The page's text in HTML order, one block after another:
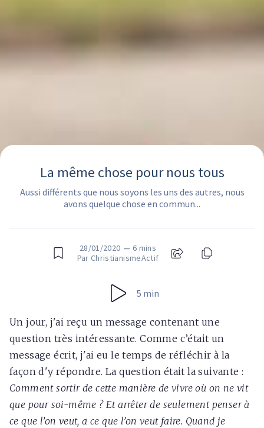
La même chose pour nous tous
Aussi différents que nous soyons les uns des autres, nous
avons quelque chose en commun...
28/01/2020 — 6 mins
Par ChristianismeActif
5 min
Un jour, j'ai reçu un message contenant une
question très intéressante. Comme c’était un
message écrit, j'ai eu le temps de réfléchir à la
façon d'y répondre. La question était la suivante :
Comment sortir de cette manière de vivre où on ne vit
que pour soi-même ? Et arrêter de seulement penser à
ce que l’on veut, a ce que l’on veut faire. Quand je